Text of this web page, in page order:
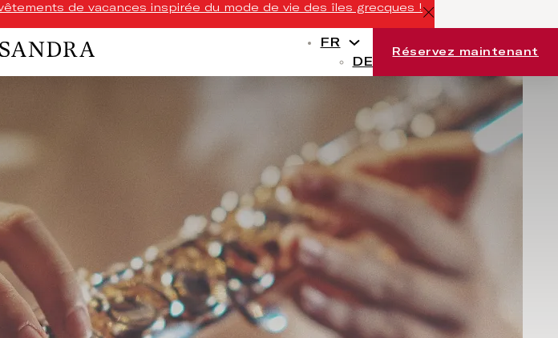
de vacances inspirée du mode de vie des îles grecques !
FR
DE
Réservez maintenant